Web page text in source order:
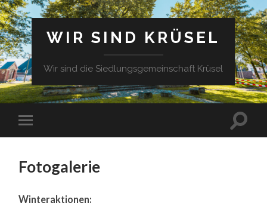
WIR SIND KRÜSEL
Wir sind die Siedlungsgemeinschaft Krüsel
Fotogalerie
Winteraktionen: